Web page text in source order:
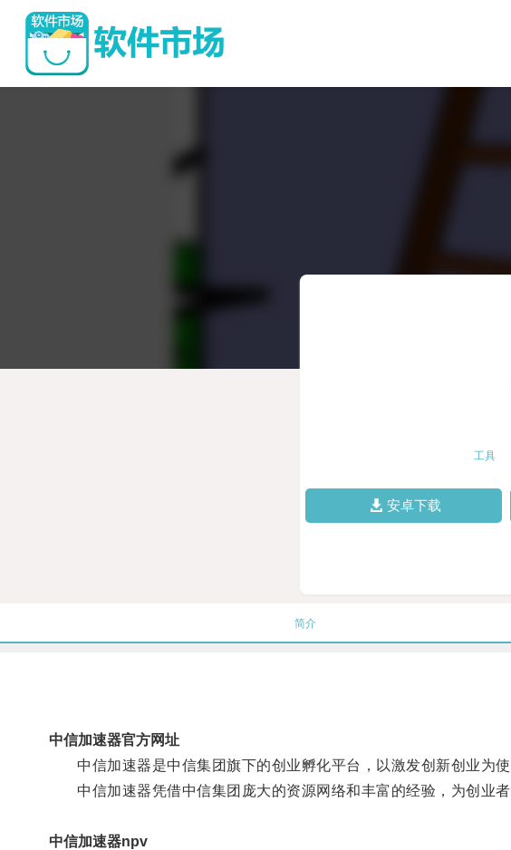
工具
安卓下载
简介
中信加速器官方网址
中信加速器是中信集团旗下的创业孵化平台，以激发创新创业为使
中信加速器凭借中信集团庞大的资源网络和丰富的经验，为创业者
中信加速器npv